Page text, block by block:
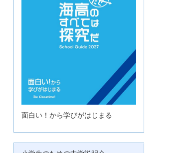
面白い！から学びがはじまる